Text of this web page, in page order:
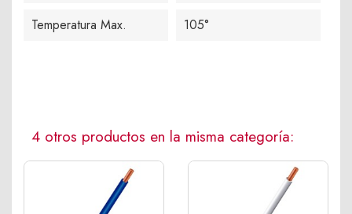
Temperatura Max. 105°
4 otros productos en la misma categoría: